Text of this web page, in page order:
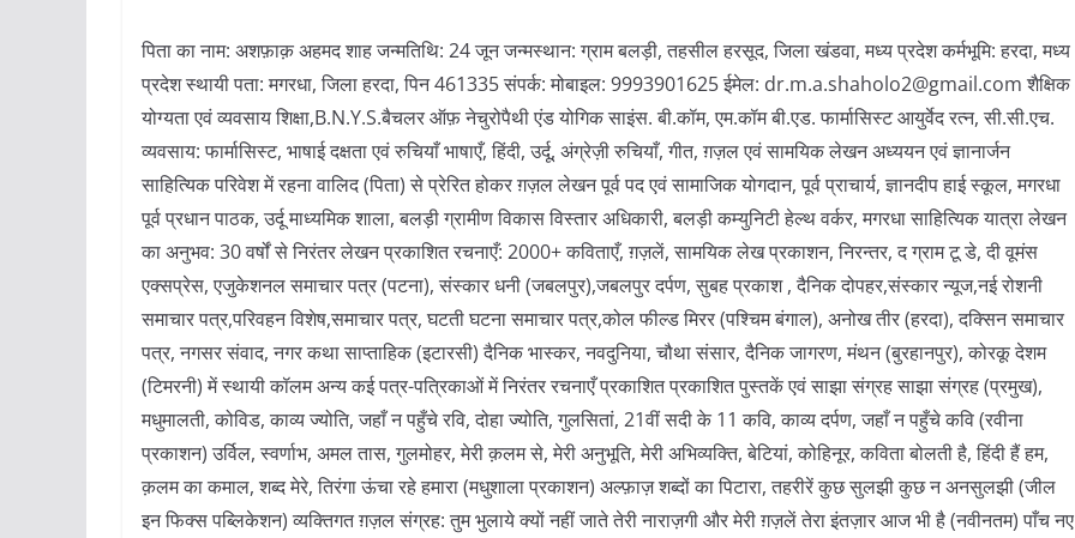
पिता का नाम: अशफ़ाक़ अहमद शाह जन्मतिथि: 24 जून जन्मस्थान: ग्राम बलड़ी, तहसील हरसूद, जिला खंडवा, मध्य प्रदेश कर्मभूमि: हरदा, मध्य
प्रदेश स्थायी पता: मगरधा, जिला हरदा, पिन 461335 संपर्क: मोबाइल: 9993901625 ईमेल: dr.m.a.shaholo2@gmail.com शैक्षिक
योग्यता एवं व्यवसाय शिक्षा,B.N.Y.S.बैचलर ऑफ़ नेचुरोपैथी एंड योगिक साइंस. बी.कॉम, एम.कॉम बी.एड. फार्मासिस्ट आयुर्वेद रत्न, सी.सी.एच.
व्यवसाय: फार्मासिस्ट, भाषाई दक्षता एवं रुचियाँ भाषाएँ, हिंदी, उर्दू, अंग्रेज़ी रुचियाँ, गीत, ग़ज़ल एवं सामयिक लेखन अध्ययन एवं ज्ञानार्जन
साहित्यिक परिवेश में रहना वालिद (पिता) से प्रेरित होकर ग़ज़ल लेखन पूर्व पद एवं सामाजिक योगदान, पूर्व प्राचार्य, ज्ञानदीप हाई स्कूल, मगरधा
पूर्व प्रधान पाठक, उर्दू माध्यमिक शाला, बलड़ी ग्रामीण विकास विस्तार अधिकारी, बलड़ी कम्युनिटी हेल्थ वर्कर, मगरधा साहित्यिक यात्रा लेखन
का अनुभव: 30 वर्षों से निरंतर लेखन प्रकाशित रचनाएँ: 2000+ कविताएँ, ग़ज़लें, सामयिक लेख प्रकाशन, निरन्तर, द ग्राम टू डे, दी वूमंस
एक्सप्रेस, एजुकेशनल समाचार पत्र (पटना), संस्कार धनी (जबलपुर),जबलपुर दर्पण, सुबह प्रकाश , दैनिक दोपहर,संस्कार न्यूज,नई रोशनी
समाचार पत्र,परिवहन विशेष,समाचार पत्र, घटती घटना समाचार पत्र,कोल फील्ड मिरर (पश्चिम बंगाल), अनोख तीर (हरदा), दक्सिन समाचार
पत्र, नगसर संवाद, नगर कथा साप्ताहिक (इटारसी) दैनिक भास्कर, नवदुनिया, चौथा संसार, दैनिक जागरण, मंथन (बुरहानपुर), कोरकू देशम
(टिमरनी) में स्थायी कॉलम अन्य कई पत्र-पत्रिकाओं में निरंतर रचनाएँ प्रकाशित प्रकाशित पुस्तकें एवं साझा संग्रह साझा संग्रह (प्रमुख),
मधुमालती, कोविड, काव्य ज्योति, जहाँ न पहुँचे रवि, दोहा ज्योति, गुलसितां, 21वीं सदी के 11 कवि, काव्य दर्पण, जहाँ न पहुँचे कवि (रवीना
प्रकाशन) उर्विल, स्वर्णाभ, अमल तास, गुलमोहर, मेरी क़लम से, मेरी अनुभूति, मेरी अभिव्यक्ति, बेटियां, कोहिनूर, कविता बोलती है, हिंदी हैं हम,
क़लम का कमाल, शब्द मेरे, तिरंगा ऊंचा रहे हमारा (मधुशाला प्रकाशन) अल्फ़ाज़ शब्दों का पिटारा, तहरीरें कुछ सुलझी कुछ न अनसुलझी (जील
इन फिक्स पब्लिकेशन) व्यक्तिगत ग़ज़ल संग्रह: तुम भुलाये क्यों नहीं जाते तेरी नाराज़गी और मेरी ग़ज़लें तेरा इंतज़ार आज भी है (नवीनतम) पाँच नए